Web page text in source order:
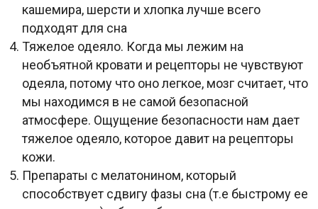
кашемира, шерсти и хлопка лучше всего
подходят для сна
Тяжелое одеяло. Когда мы лежим на
необъятной кровати и рецепторы не чувствуют
одеяла, потому что оно легкое, мозг считает, что
мы находимся в не самой безопасной
атмосфере. Ощущение безопасности нам дает
тяжелое одеяло, которое давит на рецепторы
кожи.
Препараты с мелатонином, который
способствует сдвигу фазы сна (т.е быстрому ее